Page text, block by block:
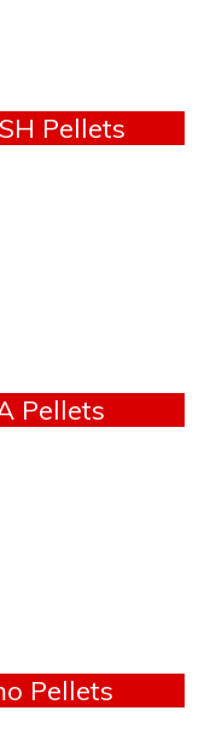
Pellets
Pellets
Pellets